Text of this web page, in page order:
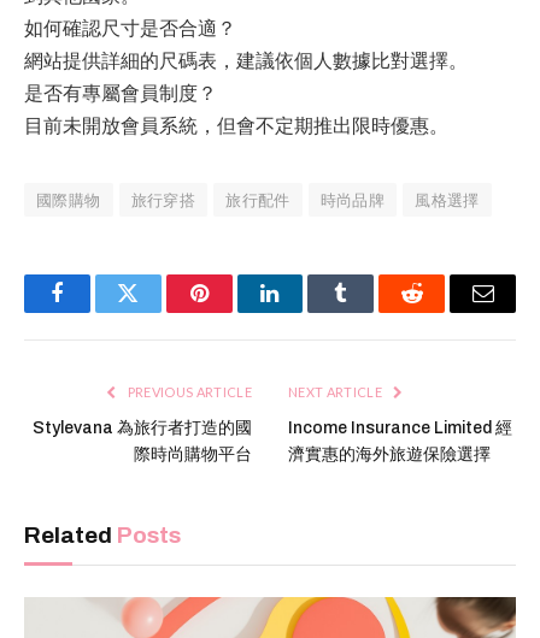
如何確認尺寸是否合適？
網站提供詳細的尺碼表，建議依個人數據比對選擇。
是否有專屬會員制度？
目前未開放會員系統，但會不定期推出限時優惠。
國際購物 旅行穿搭 旅行配件 時尚品牌 風格選擇
FacebookTwitter PinterestLinkedInTumblr Reddit Email
PREVIOUS ARTICLE
Stylevana 為旅行者打造的國
際時尚購物平台
NEXT ARTICLE
Income Insurance Limited 經
濟實惠的海外旅遊保險選擇
Related Posts